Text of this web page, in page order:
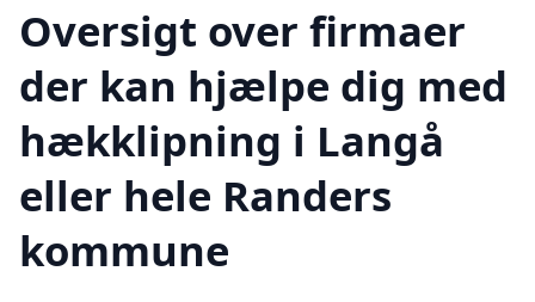
Oversigt over firmaer
der kan hjælpe dig med
hækklipning i Langå
eller hele Randers
kommune